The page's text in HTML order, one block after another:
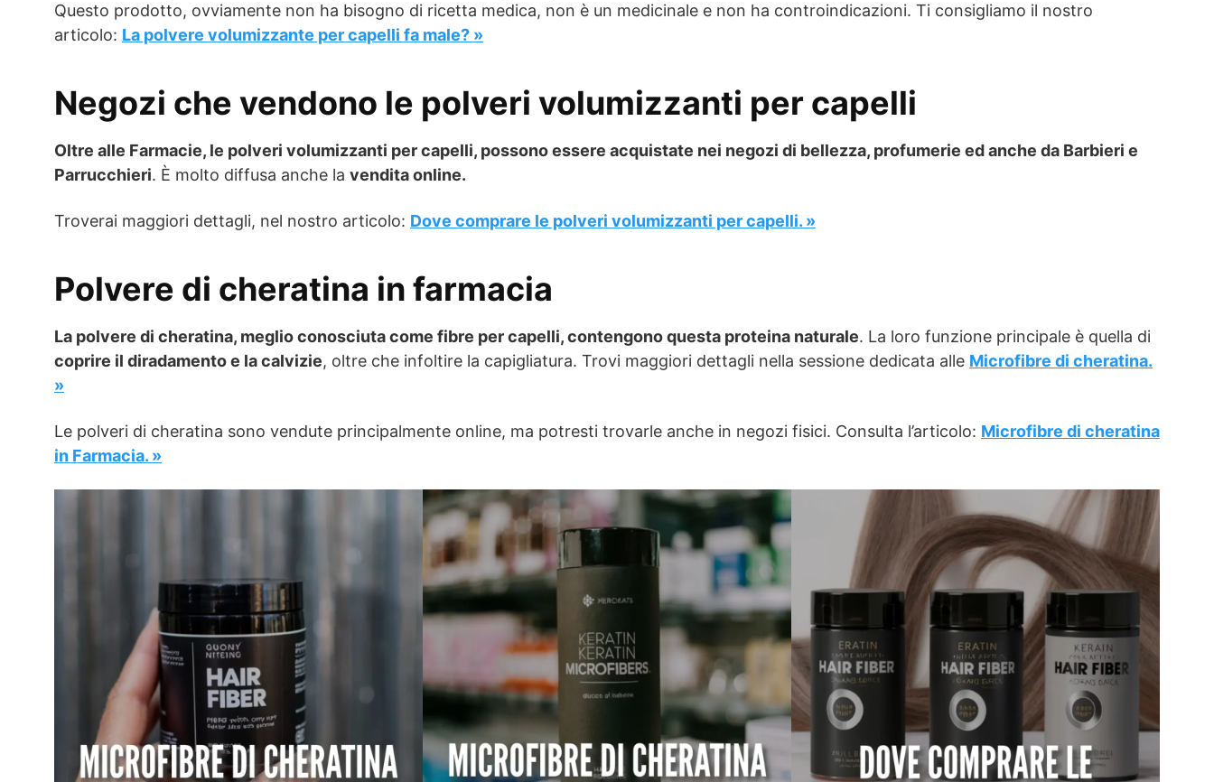
Questo prodotto, ovviamente non ha bisogno di ricetta medica, non è un medicinale e non ha controindicazioni. Ti consigliamo il nostro
articolo: La polvere volumizzante per capelli fa male? »
Negozi che vendono le polveri volumizzanti per capelli
Oltre alle Farmacie, le polveri volumizzanti per capelli, possono essere acquistate nei negozi di bellezza, profumerie ed anche da Barbieri e
Parrucchieri. È molto diffusa anche la vendita online.
Troverai maggiori dettagli, nel nostro articolo: Dove comprare le polveri volumizzanti per capelli. »
Polvere di cheratina in farmacia
La polvere di cheratina, meglio conosciuta come fibre per capelli, contengono questa proteina naturale. La loro funzione principale è quella di
coprire il diradamento e la calvizie, oltre che infoltire la capigliatura. Trovi maggiori dettagli nella sessione dedicata alle Microfibre di cheratina.
»
Le polveri di cheratina sono vendute principalmente online, ma potresti trovarle anche in negozi fisici. Consulta l’articolo: Microfibre di cheratina
in Farmacia. »